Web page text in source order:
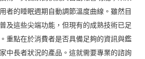
者的睡眠週期自動調節溫度曲線。雖然目
及這些尖端功能，但現有的成熟技術已足
重點在於消費者是否具備足夠的資訊與鑑
中長者狀況的產品。這就需要專業的諮詢